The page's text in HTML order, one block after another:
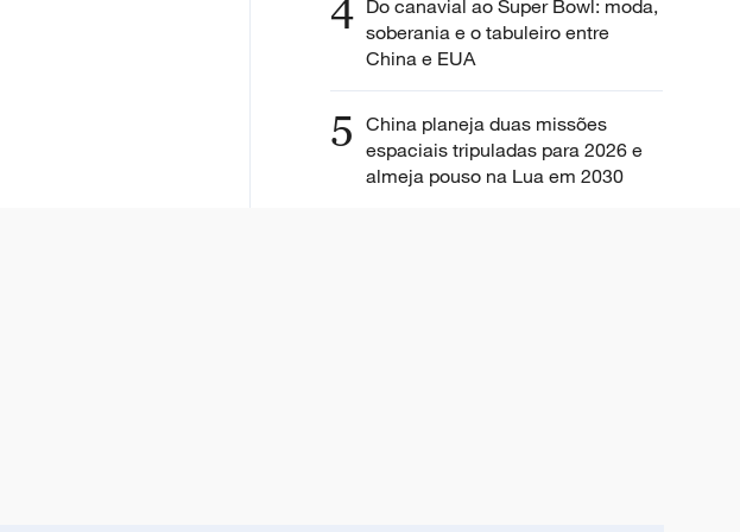
4 Do canavial ao Super Bowl: moda,
soberania e o tabuleiro entre
China e EUA
5 China planeja duas missões
espaciais tripuladas para 2026 e
almeja pouso na Lua em 2030